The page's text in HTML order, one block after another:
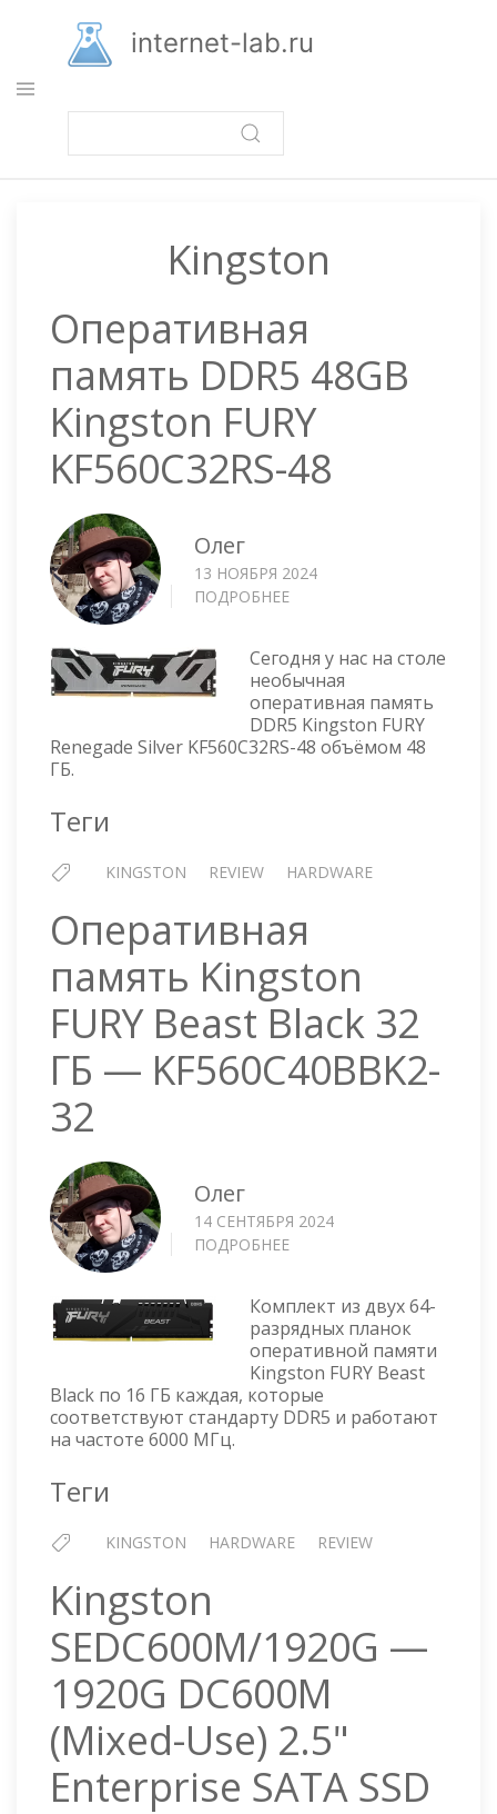
основному
содержанию
internet-lab.ru
Kingston
Оперативная
память DDR5 48GB
Kingston FURY
KF560C32RS-48
Олег
13 НОЯБРЯ 2024
ПОДРОБНЕЕ
DDR5
48GB
KINGSTON
FURY
KF560C32RS-
Сегодня у нас на столе
необычная
оперативная память
DDR5 Kingston FURY
Renegade Silver KF560C32RS-48 объёмом 48
ГБ.
Теги
KINGSTON REVIEW HARDWARE
Оперативная
память Kingston
FURY Beast Black 32
ГБ — KF560C40BBK2-
32
Олег
14 СЕНТЯБРЯ 2024
ПОДРОБНЕЕ
KINGSTON
FURY
BEAST
BLACK
32
ГБ
Комплект из двух 64-
разрядных планок
оперативной памяти
Kingston FURY Beast
Black по 16 ГБ каждая, которые
соответствуют стандарту DDR5 и работают
на частоте 6000 МГц.
Теги
KINGSTON HARDWARE REVIEW
Kingston
SEDC600M/1920G —
1920G DC600M
(Mixed-Use) 2.5"
Enterprise SATA SSD